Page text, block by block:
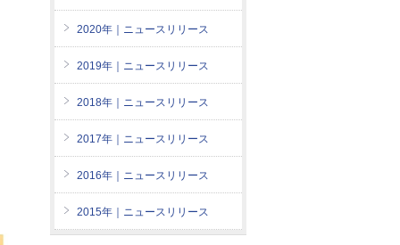
2020年｜ニュースリリース
2019年｜ニュースリリース
2018年｜ニュースリリース
2017年｜ニュースリリース
2016年｜ニュースリリース
2015年｜ニュースリリース